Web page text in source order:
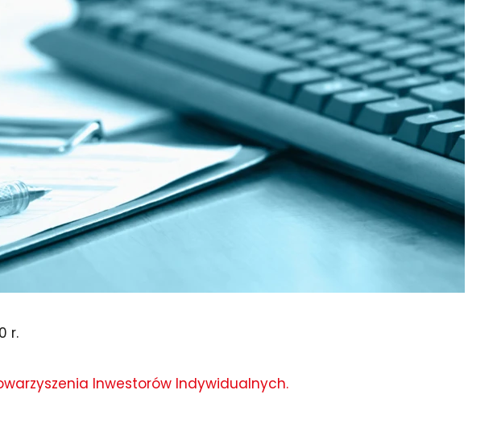
r.
Inwestorów Indywidualnych.